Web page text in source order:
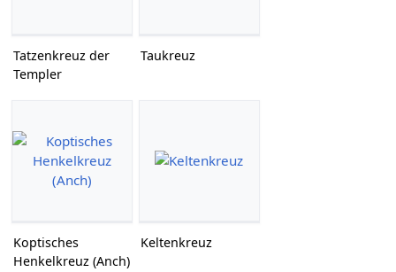
Tatzenkreuz der
Templer
Taukreuz
Koptisches
Henkelkreuz (Anch)
Keltenkreuz